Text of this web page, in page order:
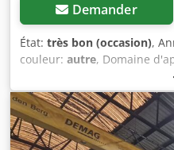
Demander
État: très bon (occasion),
couleur: autre, Domaine
marchandises État
bon Dedpszr If Njfx Ak Aeck